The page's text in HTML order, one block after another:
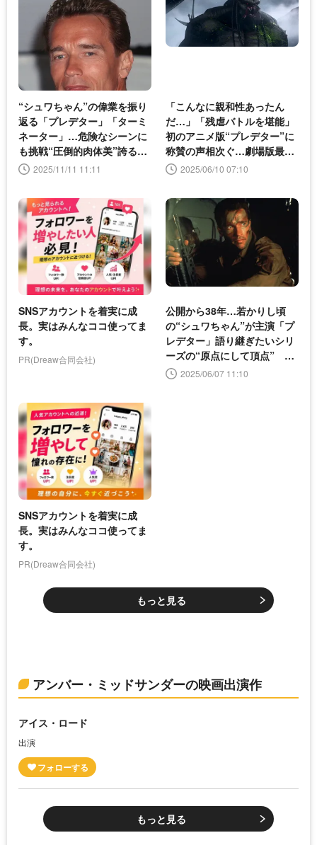
“シュワちゃん”の偉業を振り
返る「プレデター」「ターミ
ネーター」…危険なシーンに
も挑戦“圧倒的肉体美”誇るア
クションスターの歴史
2025/11/11 11:11
「こんなに親和性あったん
だ…」「残虐バトルを堪能」
初のアニメ版“プレデター”に
称賛の声相次ぐ…劇場版最新
作への期待も
2025/06/10 07:10
SNSアカウントを着実に成
長。実はみんなココ使ってま
す。
PR(Dreaw合同会社)
公開から38年…若かりし頃
の“シュワちゃん”が主演「プ
レデター」語り継ぎたいシリ
ーズの“原点にして頂点” 最
新作では初のアニメ化
2025/06/07 11:10
SNSアカウントを着実に成
長。実はみんなココ使ってま
す。
PR(Dreaw合同会社)
もっと見る
アンバー・ミッドサンダーの映画出演作
アイス・ロード
出演
もっと見る